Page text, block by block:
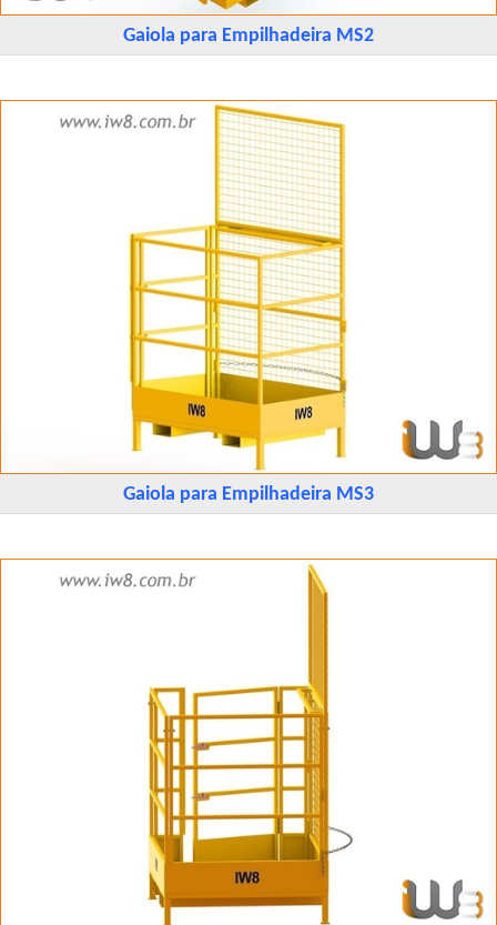
Gaiola para Empilhadeira MS2
Gaiola para Empilhadeira MS3